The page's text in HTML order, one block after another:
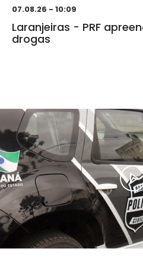
07.08.26 - 10:09
Laranjeiras - PRF
drogas